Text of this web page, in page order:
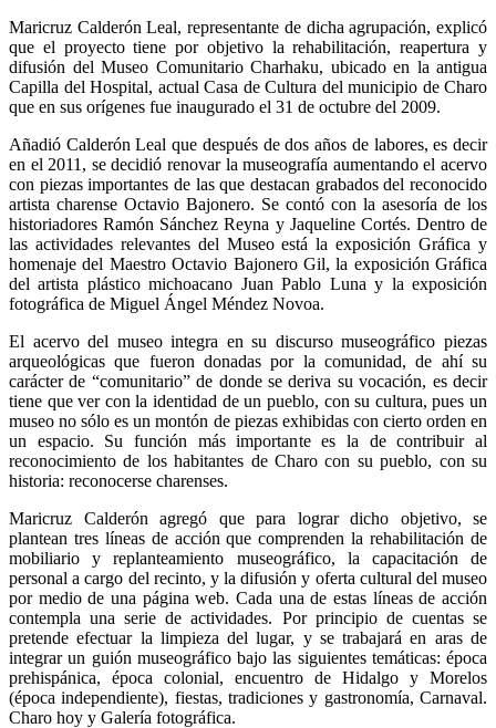
Maricruz Calderón Leal, representante de dicha agrupación, explicó
que el proyecto tiene por objetivo la rehabilitación, reapertura y
difusión del Museo Comunitario Charhaku, ubicado en la antigua
Capilla del Hospital, actual Casa de Cultura del municipio de Charo
que en sus orígenes fue inaugurado el 31 de octubre del 2009.
Añadió Calderón Leal que después de dos años de labores, es decir
en el 2011, se decidió renovar la museografía aumentando el acervo
con piezas importantes de las que destacan grabados del reconocido
artista charense Octavio Bajonero. Se contó con la asesoría de los
historiadores Ramón Sánchez Reyna y Jaqueline Cortés. Dentro de
las actividades relevantes del Museo está la exposición Gráfica y
homenaje del Maestro Octavio Bajonero Gil, la exposición Gráfica
del artista plástico michoacano Juan Pablo Luna y la exposición
fotográfica de Miguel Ángel Méndez Novoa.
El acervo del museo integra en su discurso museográfico piezas
arqueológicas que fueron donadas por la comunidad, de ahí su
carácter de “comunitario” de donde se deriva su vocación, es decir
tiene que ver con la identidad de un pueblo, con su cultura, pues un
museo no sólo es un montón de piezas exhibidas con cierto orden en
un espacio. Su función más importante es la de contribuir al
reconocimiento de los habitantes de Charo con su pueblo, con su
historia: reconocerse charenses.
Maricruz Calderón agregó que para lograr dicho objetivo, se
plantean tres líneas de acción que comprenden la rehabilitación de
mobiliario y replanteamiento museográfico, la capacitación de
personal a cargo del recinto, y la difusión y oferta cultural del museo
por medio de una página web. Cada una de estas líneas de acción
contempla una serie de actividades. Por principio de cuentas se
pretende efectuar la limpieza del lugar, y se trabajará en aras de
integrar un guión museográfico bajo las siguientes temáticas: época
prehispánica, época colonial, encuentro de Hidalgo y Morelos
(época independiente), fiestas, tradiciones y gastronomía, Carnaval.
Charo hoy y Galería fotográfica.